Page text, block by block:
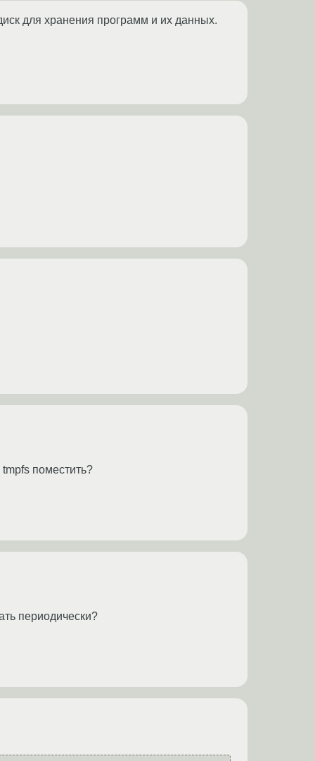
для хранения программ и их данных.
поместить?
периодически?